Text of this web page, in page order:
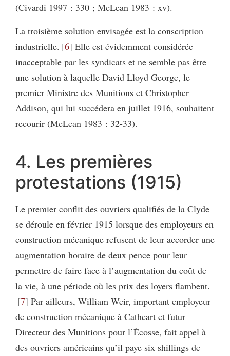
(Civardi 1997 : 330 ; McLean 1983 : xv).
La troisième solution envisagée est la conscription
industrielle. 6 Elle est évidemment considérée
inacceptable par les syndicats et ne semble pas être
une solution à laquelle David Lloyd George, le
premier Ministre des Munitions et Christopher
Addison, qui lui succédera en juillet 1916, souhaitent
recourir (McLean 1983 : 32-33).
4. Les premières
protestations (1915)
Le premier conflit des ouvriers qualifiés de la Clyde
se déroule en février 1915 lorsque des employeurs en
construction mécanique refusent de leur accorder une
augmentation horaire de deux pence pour leur
permettre de faire face à l’augmentation du coût de
la vie, à une période où les prix des loyers flambent.
7 Par ailleurs, William Weir, important employeur
de construction mécanique à Cathcart et futur
Directeur des Munitions pour l’Écosse, fait appel à
des ouvriers américains qu’il paye six shillings de